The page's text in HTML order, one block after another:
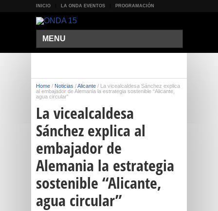
INICIO LA ONDA EVENTOS PROGRAMACIÓN
MENU
Home / Noticias /Alicante / La vicealcaldesa Sánchez explica
al embajador de Alemania la estrategia sostenible “Alicante,
agua circular”
La vicealcaldesa
Sánchez explica al
embajador de
Alemania la estrategia
sostenible “Alicante,
agua circular”